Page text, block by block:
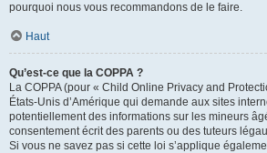
pourquoi nous vous recommandons de le faire.
Haut
Qu’est-ce que la COPPA ?
La COPPA (pour « Child Online Privacy and
États-Unis d’Amérique qui demande aux sites
potentiellement des informations sur les mineurs
consentement écrit des parents ou des tuteurs
Si vous ne savez pas si cette loi s’applique